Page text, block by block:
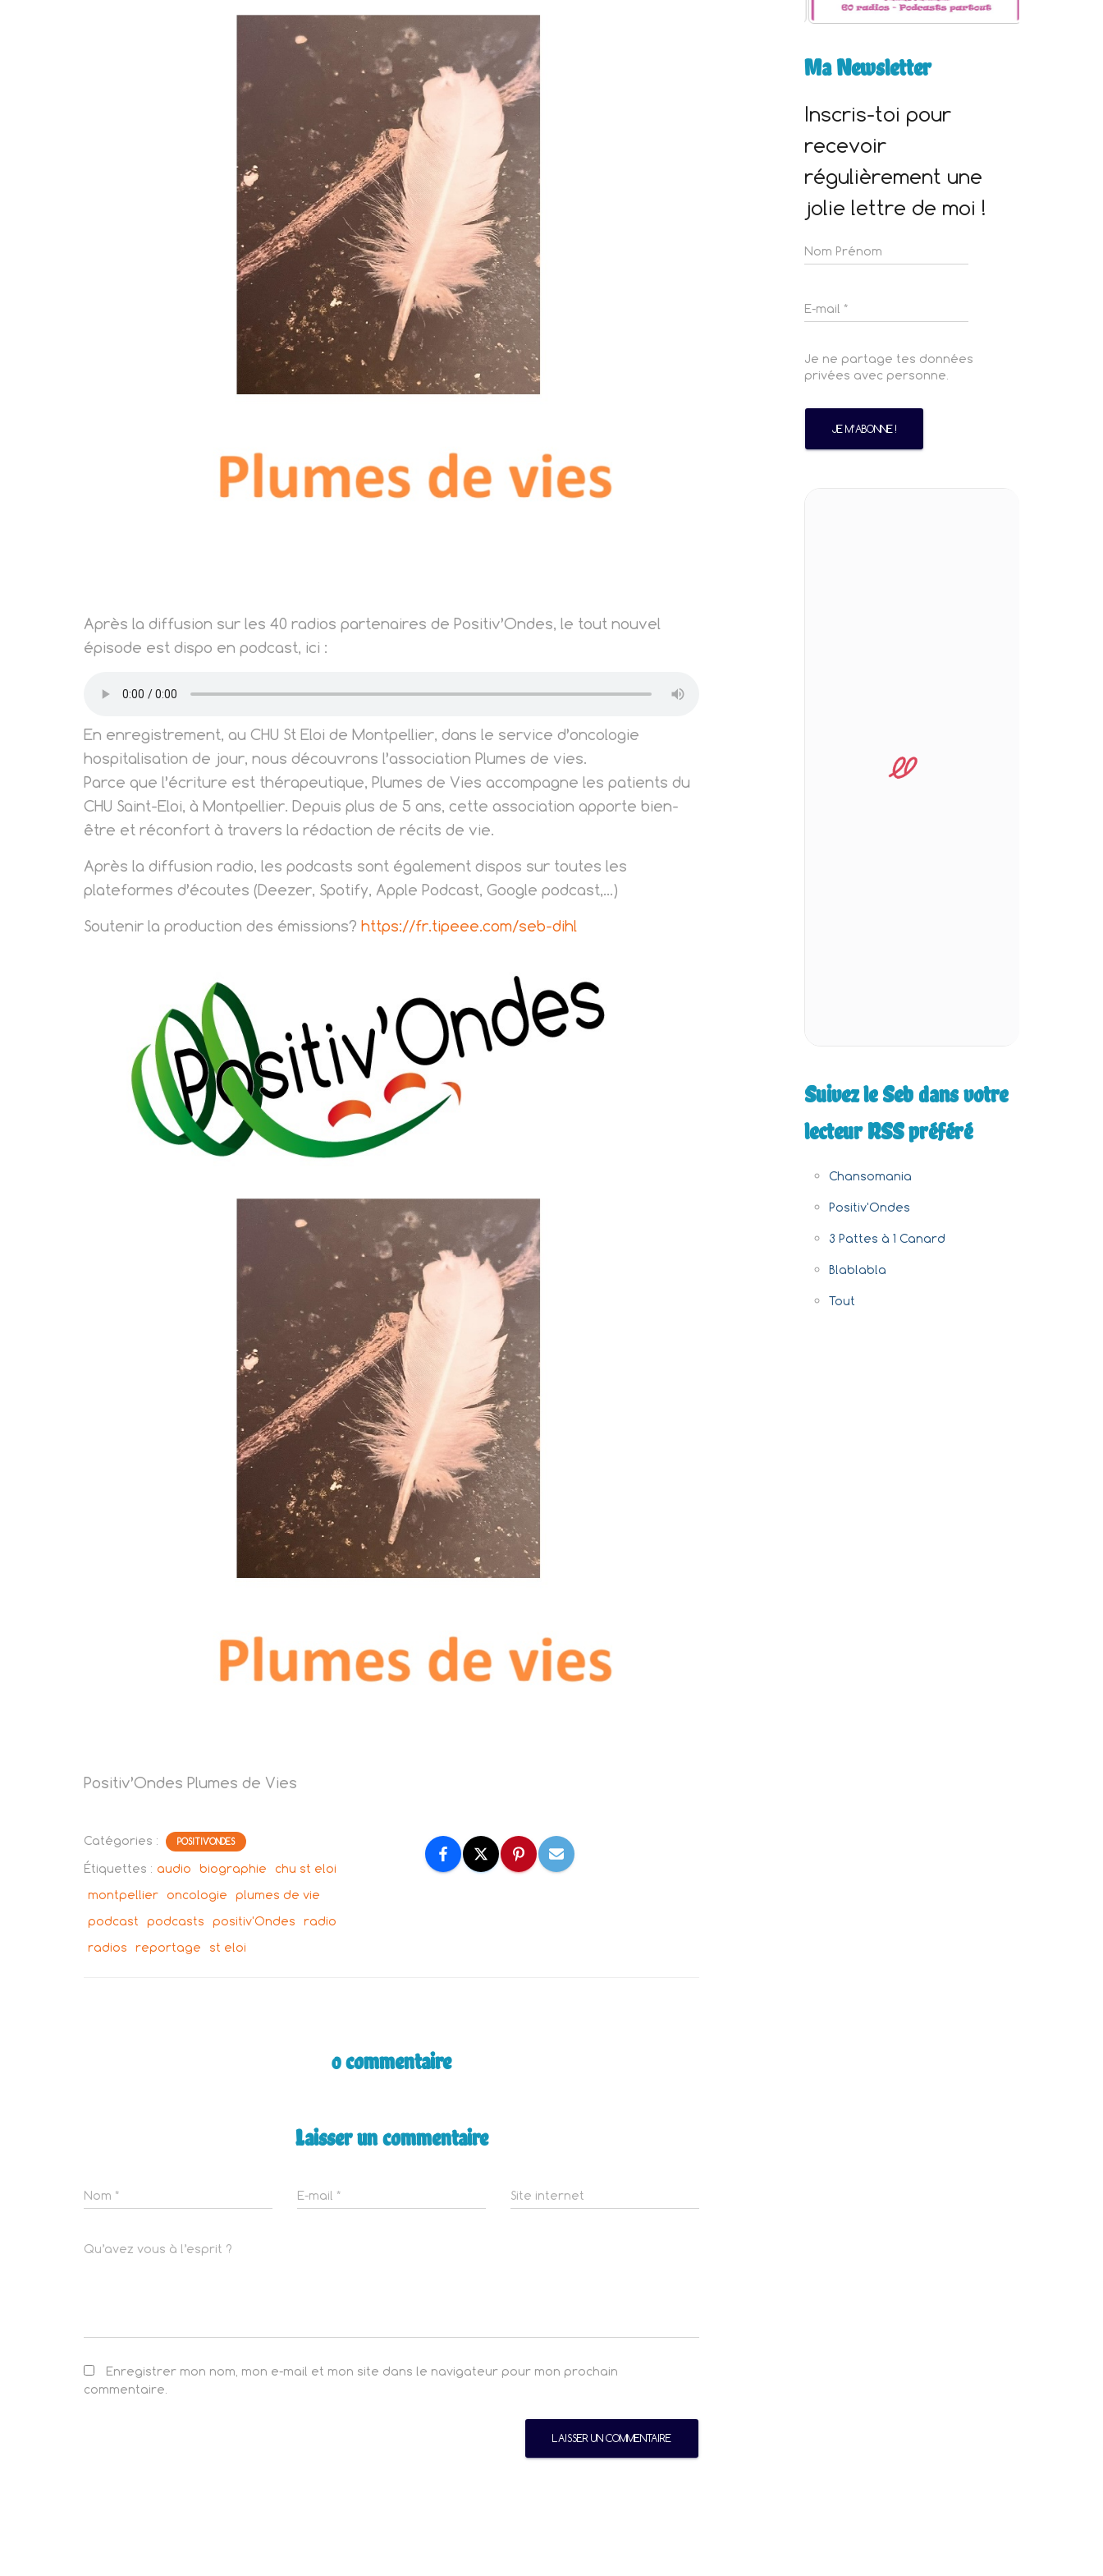
Après la diffusion sur les 40 radios partenaires de Positiv’Ondes, le tout nouvel
épisode est dispo en podcast, ici :
En enregistrement, au CHU St Eloi de Montpellier, dans le service d’oncologie
hospitalisation de jour, nous découvrons l’association Plumes de vies.
Parce que l’écriture est thérapeutique, Plumes de Vies accompagne les patients du
CHU Saint-Eloi, à Montpellier. Depuis plus de 5 ans, cette association apporte bien-
être et réconfort à travers la rédaction de récits de vie.
Après la diffusion radio, les podcasts sont également dispos sur toutes les
plateformes d’écoutes (Deezer, Spotify, Apple Podcast, Google podcast,…)
Soutenir la production des émissions? https://fr.tipeee.com/seb-dihl
Positiv’Ondes Plumes de Vies
Catégories : POSITIV'ONDES
Étiquettes : audio biographie
chu st eloi
montpellier oncologie plumes de vie
podcast podcasts positiv'Ondes radio
radios reportage st eloi
0 commentaire
Laisser un commentaire
Nom * E-mail * Site internet
Qu’avez vous à l’esprit ?
Enregistrer mon nom, mon e-mail et mon site dans le navigateur pour mon prochain
commentaire.
Ma Newsletter
Inscris-toi pour
recevoir
régulièrement une
jolie lettre de moi !
Je ne partage tes données
privées avec personne.
Suivez le Seb dans votre
lecteur RSS préféré
Chansomania
Positiv'Ondes
3 Pattes à 1 Canard
Blablabla
Tout